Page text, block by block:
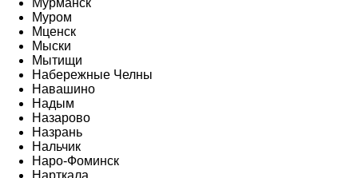
Мурманск
Муром
Мценск
Мыски
Мытищи
Набережные Челны
Навашино
Надым
Назарово
Назрань
Нальчик
Наро-Фоминск
Нарткала